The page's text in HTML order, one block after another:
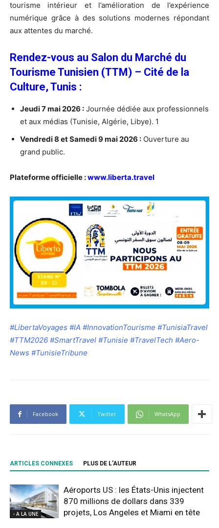
tourisme intérieur et l’amélioration de l’expérience
numérique grâce à des solutions modernes répondant
aux attentes du marché.
Rendez-vous au Salon du Marché du
Tourisme Tunisien (TTM) – Cité de la
Culture, Tunis :
Jeudi 7 mai 2026 : Journée dédiée aux professionnels
et aux médias (Tunisie, Algérie, Libye). 1
Vendredi 8 et Samedi 9 mai 2026 : Ouverture au
grand public.
Plateforme officielle :www.liberta.travel
#LibertaVoyages #IA #InnovationTourisme #TunisiaTravel
#TTM2026 #SmartTravel #Tunisie #TravelTech #Aero-
News #TunisieTribune
Facebook Twitter WhatsApp
ARTICLES CONNEXES PLUS DE L'AUTEUR
- A LA UNE
Aéroports US : les États-Unis injectent
870 millions de dollars dans 339
projets, Los Angeles et Miami en tête